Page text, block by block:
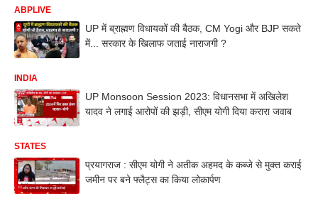
ABPLIVE
UP में ब्राह्मण विधायकों की बैठक, CM Yogi और BJP सकते
में... सरकार के खिलाफ जताई नाराजगी ?
INDIA
UP Monsoon Session 2023: विधानसभा में अखिलेश
यादव ने लगाई आरोपों की झड़ी, सीएम योगी दिया करारा जवाब
STATES
प्रयागराज : सीएम योगी ने अतीक अहमद के कब्जे से मुक्त कराई
जमीन पर बने फ्लैट्स का किया लोकार्पण